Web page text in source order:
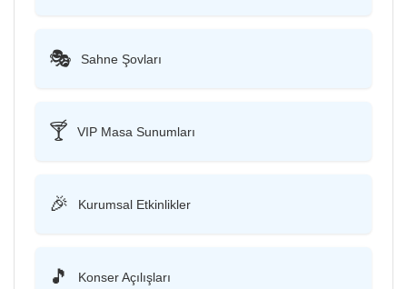
🎭 Sahne Şovları
🍸 VIP Masa Sunumları
🎉 Kurumsal Etkinlikler
🎵 Konser Açılışları